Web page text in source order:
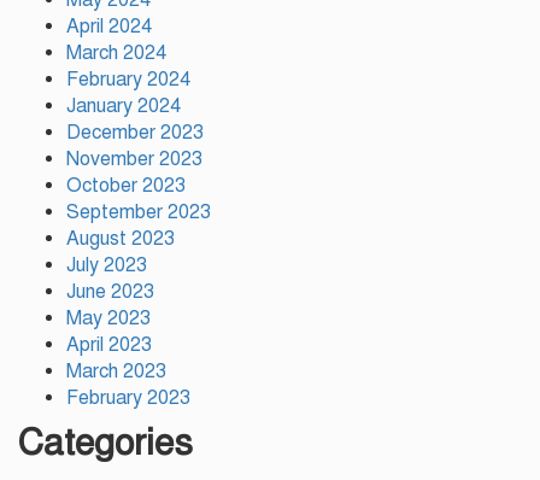
April 2024
March 2024
February 2024
January 2024
December 2023
November 2023
October 2023
September 2023
August 2023
July 2023
June 2023
May 2023
April 2023
March 2023
February 2023
Categories